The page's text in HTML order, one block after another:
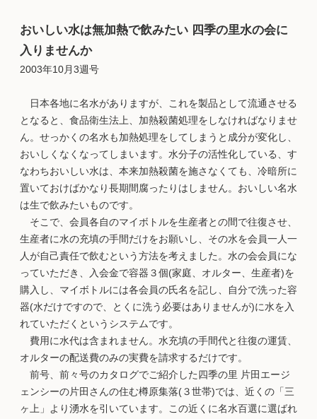
おいしい水は無加熱で飲みたい 四季の里水の会に
入りませんか
2003年10月3週号
日本各地に名水がありますが、これを製品として流通させる
となると、食品衛生法上、加熱殺菌処理をしなければなりませ
ん。せっかくの名水も加熱処理をしてしまうと成分が変化し、
おいしくなくなってしまいます。水分子の活性化している、す
なわちおいしい水は、本来加熱殺菌を施さなくても、冷暗所に
置いておけばかなり長期間腐ったりはしません。おいしい名水
は生で飲みたいものです。
そこで、会員各自のマイボトルを生産者との間で往復させ、
生産者に水の充填の手間だけをお願いし、その水を会員一人一
人が自己責任で飲むという方法を考えました。水の会会員にな
っていただき、入会金で容器３個(家庭、オルター、生産者)を
購入し、マイボトルには各会員の氏名を記し、自分で洗った容
器(水だけですので、とくに洗う必要はありませんが)に水を入
れていただくというシステムです。
費用に水代は含まれません。水充填の手間代と往復の運賃、
オルターの配送費のみの実費を請求するだけです。
前号、前々号のカタログでご紹介した四季の里 片田エージ
ェンシーの片田さんの住む樽原集落(３世帯)では、近くの「三
ヶ上」より湧水を引いています。この近くに名水百選に選ばれ